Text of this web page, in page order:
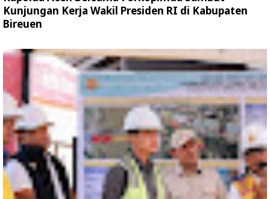
Kunjungan Kerja Wakil Presiden RI di Kabupaten
Bireuen